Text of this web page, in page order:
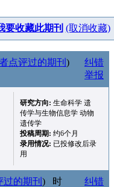
要收藏此期刊 (取消收藏)
点评过的期刊 )
纠错
举报
研究方向: 生命科学 遗
传学与生物信息学 动物
遗传学
投稿周期: 约6个月
录用情况: 已投修改后录
用
过的期刊 ) 时
纠错